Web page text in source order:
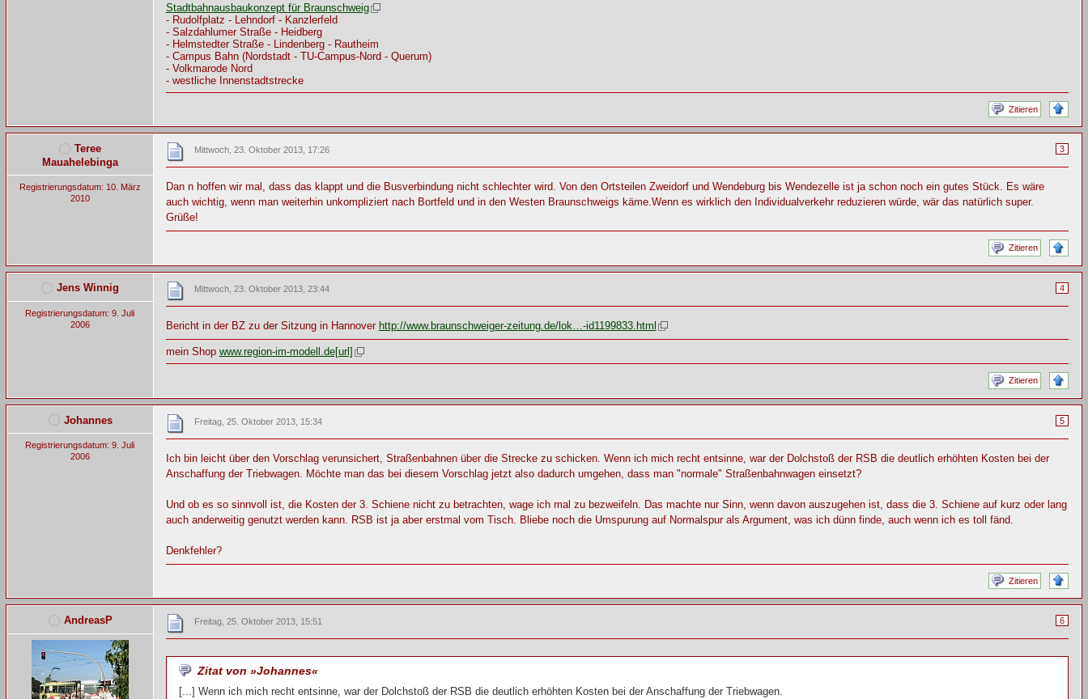
Stadtbahnausbaukonzept für Braunschweig
- Rudolfplatz - Lehndorf - Kanzlerfeld
- Salzdahlumer Straße - Heidberg
- Helmstedter Straße - Lindenberg - Rautheim
- Campus Bahn (Nordstadt - TU-Campus-Nord - Querum)
- Volkmarode Nord
- westliche Innenstadtstrecke
Zitieren
Teree
Mauahelebinga
Registrierungsdatum: 10. März
2010
3
Mittwoch, 23. Oktober 2013, 17:26
Dan n hoffen wir mal, dass das klappt und die Busverbindung nicht schlechter wird. Von den Ortsteilen Zweidorf und Wendeburg bis Wendezelle ist ja schon noch ein gutes Stück. Es wäre
auch wichtig, wenn man weiterhin unkompliziert nach Bortfeld und in den Westen Braunschweigs käme.Wenn es wirklich den Individualverkehr reduzieren würde, wär das natürlich super.
Grüße!
Zitieren
Jens Winnig
Registrierungsdatum: 9. Juli
2006
4
Mittwoch, 23. Oktober 2013, 23:44
Bericht in der BZ zu der Sitzung in Hannover http://www.braunschweiger-zeitung.de/lok…-id1199833.html
mein Shop www.region-im-modell.de[url]
Zitieren
Johannes
Registrierungsdatum: 9. Juli
2006
5
Freitag, 25. Oktober 2013, 15:34
Ich bin leicht über den Vorschlag verunsichert, Straßenbahnen über die Strecke zu schicken. Wenn ich mich recht entsinne, war der Dolchstoß der RSB die deutlich erhöhten Kosten bei der
Anschaffung der Triebwagen. Möchte man das bei diesem Vorschlag jetzt also dadurch umgehen, dass man "normale" Straßenbahnwagen einsetzt?
Und ob es so sinnvoll ist, die Kosten der 3. Schiene nicht zu betrachten, wage ich mal zu bezweifeln. Das machte nur Sinn, wenn davon auszugehen ist, dass die 3. Schiene auf kurz oder lang
auch anderweitig genutzt werden kann. RSB ist ja aber erstmal vom Tisch. Bliebe noch die Umspurung auf Normalspur als Argument, was ich dünn finde, auch wenn ich es toll fänd.
Denkfehler?
Zitieren
AndreasP 6
Freitag, 25. Oktober 2013, 15:51
Zitat von »Johannes«
[...] Wenn ich mich recht entsinne, war der Dolchstoß der RSB die deutlich erhöhten Kosten bei der Anschaffung der Triebwagen.